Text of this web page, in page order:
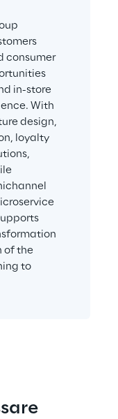
consumer
in-store
With
design,
loyalty
of the
to